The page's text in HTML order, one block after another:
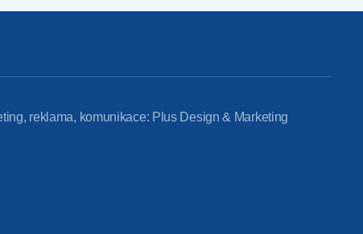
reklama, komunikace: Plus Design & Marketing